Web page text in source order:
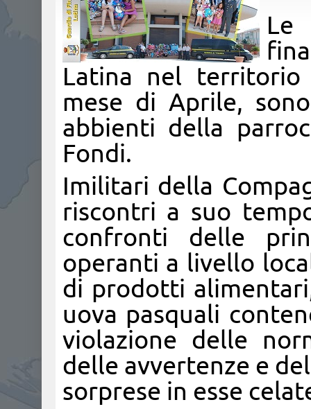
​Le
Latina nel
mese di Aprile,
abbienti della
Fondi.
Imilitari della
riscontri a suo
confronti delle
operanti a livello
di prodotti
uova pasquali
violazione delle
delle avvertenze e
sorprese in esse